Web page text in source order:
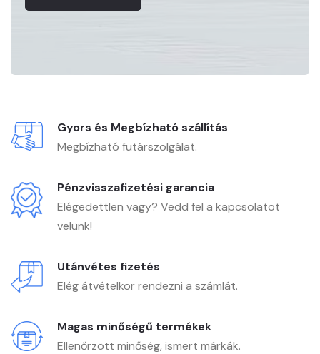
Gyors és Megbízható szállítás
Megbízható futárszolgálat.
Pénzvisszafizetési garancia
Elégedettlen vagy? Vedd fel a kapcsolatot
velünk!
Utánvétes fizetés
Elég átvételkor rendezni a számlát.
Magas minőségű termékek
Ellenőrzött minőség, ismert márkák.